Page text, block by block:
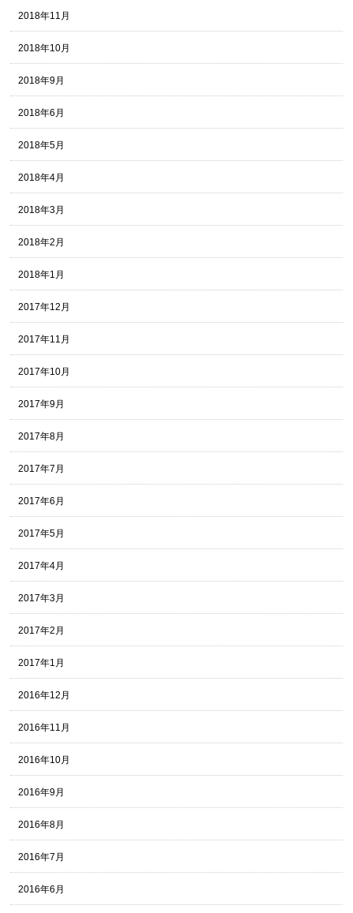
2018年11月
2018年10月
2018年9月
2018年6月
2018年5月
2018年4月
2018年3月
2018年2月
2018年1月
2017年12月
2017年11月
2017年10月
2017年9月
2017年8月
2017年7月
2017年6月
2017年5月
2017年4月
2017年3月
2017年2月
2017年1月
2016年12月
2016年11月
2016年10月
2016年9月
2016年8月
2016年7月
2016年6月